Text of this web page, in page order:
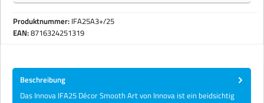
Produktnummer: IFA25A3+/25
EAN:8716324251319
Beschreibung
Das Innova IFA25 Décor Smooth Art von Innova ist ein beidsichtig